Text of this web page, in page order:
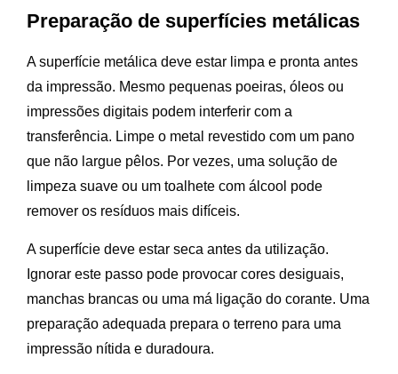
Preparação de superfícies metálicas
A superfície metálica deve estar limpa e pronta antes
da impressão. Mesmo pequenas poeiras, óleos ou
impressões digitais podem interferir com a
transferência. Limpe o metal revestido com um pano
que não largue pêlos. Por vezes, uma solução de
limpeza suave ou um toalhete com álcool pode
remover os resíduos mais difíceis.
A superfície deve estar seca antes da utilização.
Ignorar este passo pode provocar cores desiguais,
manchas brancas ou uma má ligação do corante. Uma
preparação adequada prepara o terreno para uma
impressão nítida e duradoura.